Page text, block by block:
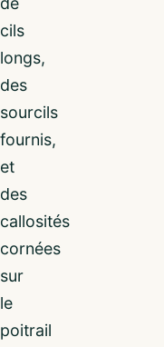
cils
longs,
des
sourcils
fournis,
et
des
callosités
cornées
sur
le
poitrail